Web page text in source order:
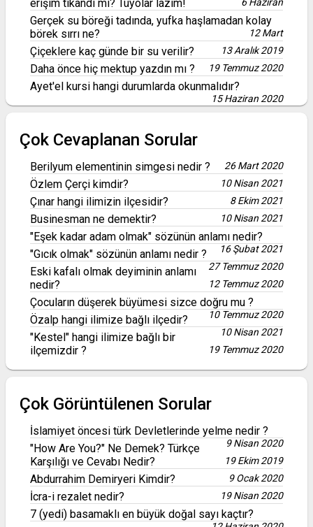
erişim tıkandı mı? Tüyolar lazım!
Gerçek su böreği tadında, yufka haşlamadan kolay
börek sırrı ne?
12 Mart
Çiçeklere kaç günde bir su verilir? 13 Aralık 2019
Daha önce hiç mektup yazdın mı ? 19 Temmuz 2020
Ayet'el kursi hangi durumlarda okunmalıdır?
15 Haziran 2020
Çok Cevaplanan Sorular
Berilyum elementinin simgesi nedir ? 26 Mart 2020
Özlem Çerçi kimdir? 10 Nisan 2021
Çınar hangi ilimizin ilçesidir? 8 Ekim 2021
Businesman ne demektir? 10 Nisan 2021
"Eşek kadar adam olmak" sözünün anlamı nedir?
16 Şubat 2021
"Gıcık olmak" sözünün anlamı nedir ?
27 Temmuz 2020
Eski kafalı olmak deyiminin anlamı
nedir?
12 Temmuz 2020
Çocuların düşerek büyümesi sizce doğru mu ?
10 Temmuz 2020
Özalp hangi ilimize bağlı ilçedir?
10 Nisan 2021
"Kestel" hangi ilimize bağlı bir
ilçemizdir ?
19 Temmuz 2020
Çok Görüntülenen Sorular
İslamiyet öncesi türk Devletlerinde yelme nedir ?
9 Nisan 2020
"How Are You?" Ne Demek? Türkçe
Karşılığı ve Cevabı Nedir?
19 Ekim 2019
Abdurrahim Demiryeri Kimdir? 9 Ocak 2020
İcra-i rezalet nedir? 19 Nisan 2020
7 (yedi) basamaklı en büyük doğal sayı kaçtır?